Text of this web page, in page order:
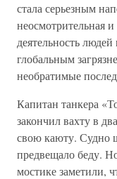
стала серьезным
неосмотрительная
деятельность
глобальным
необратимые
Капитан танкера
закончил вахту в
свою каюту. Судно
предвещало беду.
мостике заметили,